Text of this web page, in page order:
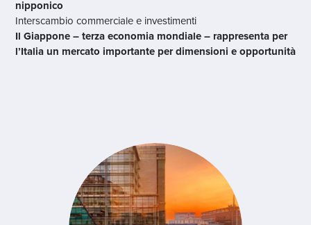
nipponico
Interscambio commerciale e investimenti
Il Giappone – terza economia mondiale – rappresenta per
l’Italia un mercato importante per dimensioni e opportunità